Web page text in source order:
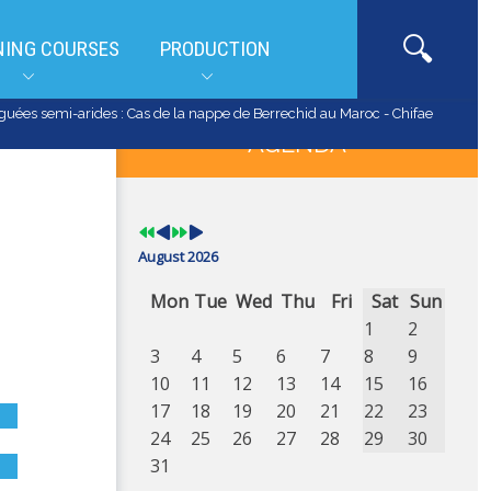
COURSES PRODUCTION
semi-arides : Cas de la nappe de Berrechid au Maroc - Chifae
AGENDA
Previous
Previous
Next
Next
August 2026
Mon Tue Wed Thu Fri Sat Sun
1
2
3
4 5 6 7 8
9
10
11 12 13 14 15
16
17
18 19 20 21 22
23
24
25 26 27 28 29
30
31